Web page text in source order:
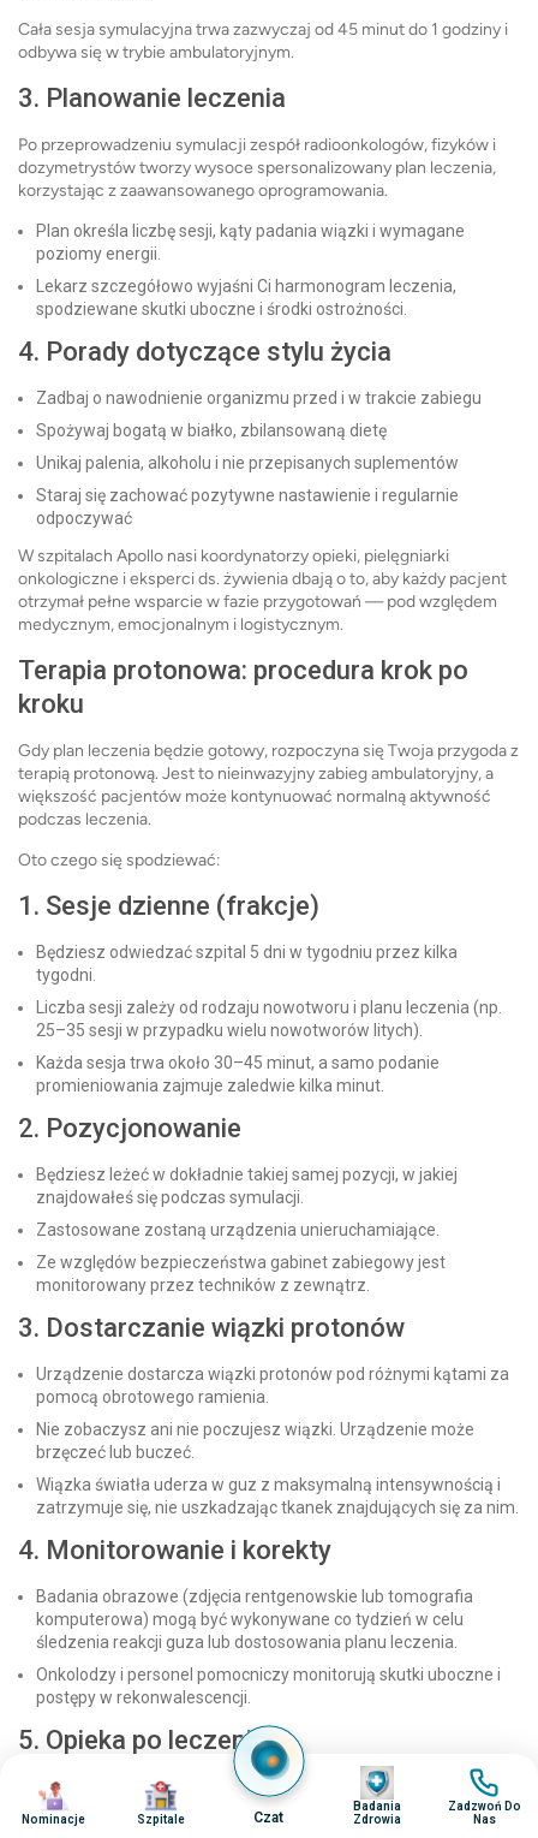
Cała sesja symulacyjna trwa zazwyczaj od 45 minut do 1 godziny i
odbywa się w trybie ambulatoryjnym.
3. Planowanie leczenia
Po przeprowadzeniu symulacji zespół radioonkologów, fizyków i
dozymetrystów tworzy wysoce spersonalizowany plan leczenia,
korzystając z zaawansowanego oprogramowania.
Plan określa liczbę sesji, kąty padania wiązki i wymagane
poziomy energii.
Lekarz szczegółowo wyjaśni Ci harmonogram leczenia,
spodziewane skutki uboczne i środki ostrożności.
4. Porady dotyczące stylu życia
Zadbaj o nawodnienie organizmu przed i w trakcie zabiegu
Spożywaj bogatą w białko, zbilansowaną dietę
Unikaj palenia, alkoholu i nie przepisanych suplementów
Staraj się zachować pozytywne nastawienie i regularnie
odpoczywać
W szpitalach Apollo nasi koordynatorzy opieki, pielęgniarki
onkologiczne i eksperci ds. żywienia dbają o to, aby każdy pacjent
otrzymał pełne wsparcie w fazie przygotowań — pod względem
medycznym, emocjonalnym i logistycznym.
Terapia protonowa: procedura krok po
kroku
Gdy plan leczenia będzie gotowy, rozpoczyna się Twoja przygoda z
terapią protonową. Jest to nieinwazyjny zabieg ambulatoryjny, a
większość pacjentów może kontynuować normalną aktywność
podczas leczenia.
Oto czego się spodziewać:
1. Sesje dzienne (frakcje)
Będziesz odwiedzać szpital 5 dni w tygodniu przez kilka
tygodni.
Liczba sesji zależy od rodzaju nowotworu i planu leczenia (np.
25–35 sesji w przypadku wielu nowotworów litych).
Każda sesja trwa około 30–45 minut, a samo podanie
promieniowania zajmuje zaledwie kilka minut.
2. Pozycjonowanie
Będziesz leżeć w dokładnie takiej samej pozycji, w jakiej
znajdowałeś się podczas symulacji.
Zastosowane zostaną urządzenia unieruchamiające.
Ze względów bezpieczeństwa gabinet zabiegowy jest
monitorowany przez techników z zewnątrz.
3. Dostarczanie wiązki protonów
Urządzenie dostarcza wiązki protonów pod różnymi kątami za
pomocą obrotowego ramienia.
Nie zobaczysz ani nie poczujesz wiązki. Urządzenie może
brzęczeć lub buczeć.
Wiązka światła uderza w guz z maksymalną intensywnością i
zatrzymuje się, nie uszkadzając tkanek znajdujących się za nim.
4. Monitorowanie i korekty
Badania obrazowe (zdjęcia rentgenowskie lub tomografia
komputerowa) mogą być wykonywane co tydzień w celu
śledzenia reakcji guza lub dostosowania planu leczenia.
Onkolodzy i personel pomocniczy monitorują skutki uboczne i
postępy w rekonwalescencji.
5. Opieka po leczeniu
Po zakończeniu szkolenia Twój zespół będzie:
Zaplanuj kolejne badania (np. MRI lub PET)
Obraz
Nominacje
Obraz
Szpitale Czat
Obraz
Badania
Zdrowia
Obraz
Zadzwoń Do
Nas